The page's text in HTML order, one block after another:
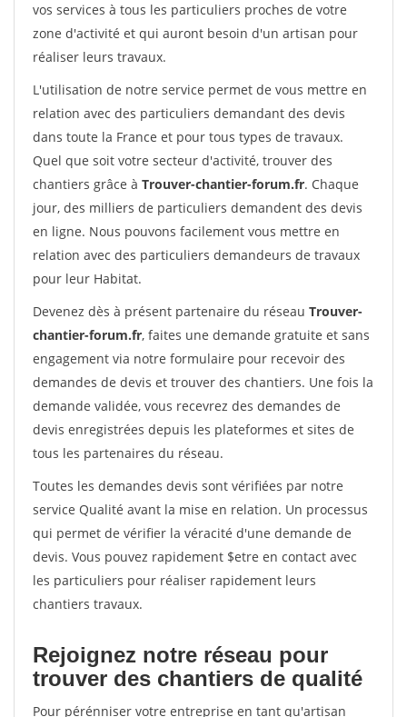
vos services à tous les particuliers proches de votre
zone d'activité et qui auront besoin d'un artisan pour
réaliser leurs travaux.
L'utilisation de notre service permet de vous mettre en
relation avec des particuliers demandant des devis
dans toute la France et pour tous types de travaux.
Quel que soit votre secteur d'activité, trouver des
chantiers grâce à Trouver-chantier-forum.fr. Chaque
jour, des milliers de particuliers demandent des devis
en ligne. Nous pouvons facilement vous mettre en
relation avec des particuliers demandeurs de travaux
pour leur Habitat.
Devenez dès à présent partenaire du réseau Trouver-
chantier-forum.fr, faites une demande gratuite et sans
engagement via notre formulaire pour recevoir des
demandes de devis et trouver des chantiers. Une fois la
demande validée, vous recevrez des demandes de
devis enregistrées depuis les plateformes et sites de
tous les partenaires du réseau.
Toutes les demandes devis sont vérifiées par notre
service Qualité avant la mise en relation. Un processus
qui permet de vérifier la véracité d'une demande de
devis. Vous pouvez rapidement $etre en contact avec
les particuliers pour réaliser rapidement leurs
chantiers travaux.
Rejoignez notre réseau pour
trouver des chantiers de qualité
Pour pérénniser votre entreprise en tant qu'artisan